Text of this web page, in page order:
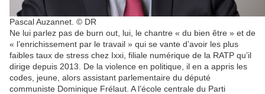
Pascal Auzannet. © DR
Ne lui parlez pas de burn out, lui, le chantre « du bien être » et de
« l’enrichissement par le travail » qui se vante d’avoir les plus
faibles taux de stress chez Ixxi, filiale numérique de la RATP qu’il
dirige depuis 2013. De la violence en politique, il en a appris les
codes, jeune, alors assistant parlementaire du député
communiste Dominique Frélaut. A l’école centrale du Parti